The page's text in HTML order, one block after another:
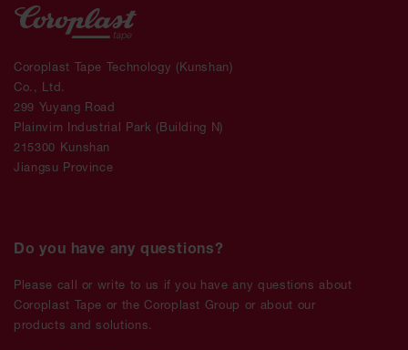
Coroplast Tape Technology (Kunshan)
Co., Ltd.
299 Yuyang Road
Plainvim Industrial Park (Building N)
215300 Kunshan
Jiangsu Province
Do you have any questions?
Please call or write to us if you have any questions about
Coroplast Tape or the Coroplast Group or about our
products and solutions.